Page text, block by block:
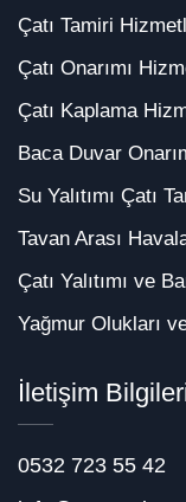
Çatı Tamiri
Çatı Onarımı
Çatı Kaplama
Baca Duvar
Su Yalıtımı Çatı
Tavan Arası
Çatı Yalıtımı ve
Yağmur Olukları
İletişim
0532 723 55 42